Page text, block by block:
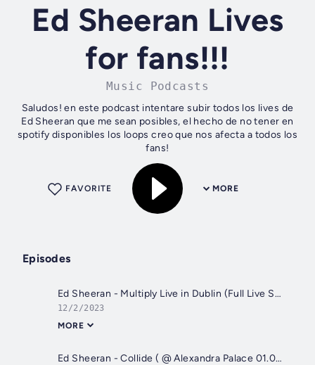
Ed Sheeran Lives
for fans!!!
Music Podcasts
Saludos! en este podcast intentare subir todos los lives de
Ed Sheeran que me sean posibles, el hecho de no tener en
spotify disponibles los loops creo que nos afecta a todos los
fans!
MORE
FAVORITE
Episodes
Ed Sheeran - Multiply Live in Dublin (Full Live Show)
12/2/2023
MORE
Ed Sheeran - Collide ( @ Alexandra Palace 01.04.2022 )